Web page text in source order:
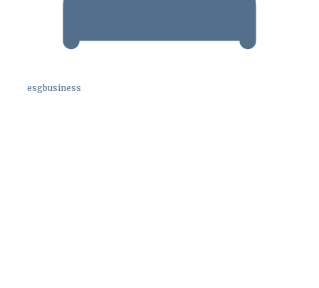
esgbusiness